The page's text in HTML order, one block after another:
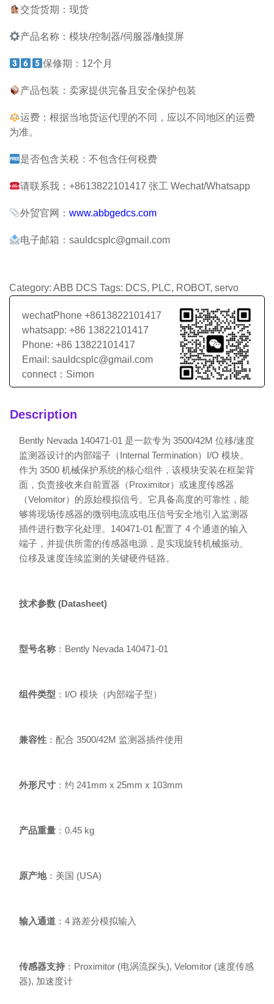
交货货期：现货
产品名称：模块/控制器/伺服器/触摸屏
保修期：12个月
产品包装：卖家提供完备且安全保护包装
运费：根据当地货运代理的不同，应以不同地区的运费
为准。
是否包含关税：不包含任何税费
请联系我：+8613822101417 张工 Wechat/Whatsapp
外贸官网：www.abbgedcs.com
电子邮箱：sauldcsplc@gmail.com
Category: ABB DCS Tags: DCS, PLC, ROBOT, servo
wechatPhone +8613822101417
whatsapp: +86 13822101417
Phone: +86 13822101417
Email: sauldcsplc@gmail.com
connect：Simon
Description
Bently Nevada 140471-01 是一款专为 3500/42M 位移/速度
监测器设计的内部端子（Internal Termination）I/O 模块。
作为 3500 机械保护系统的核心组件，该模块安装在框架背
面，负责接收来自前置器（Proximitor）或速度传感器
（Velomitor）的原始模拟信号。它具备高度的可靠性，能
够将现场传感器的微弱电流或电压信号安全地引入监测器
插件进行数字化处理。140471-01 配置了 4 个通道的输入
端子，并提供所需的传感器电源，是实现旋转机械振动、
位移及速度连续监测的关键硬件链路。
技术参数 (Datasheet)
型号名称 ： Bently Nevada 140471-01
组件类型 ：I/O 模块（内部端子型）
兼容性 ：配合 3500/42M 监测器插件使用
外形尺寸 ：约 241mm x 25mm x 103mm
产品重量 ：0.45 kg
原产地：美国 (USA)
输入通道 ：4 路差分模拟输入
传感器支持 ：Proximitor (电涡流探头), Velomitor (速度传感
器), 加速度计